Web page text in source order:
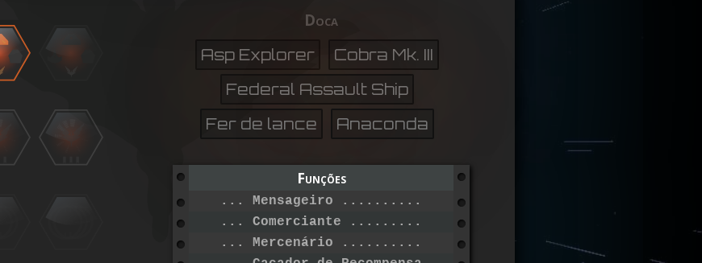
Doca
Asp Explorer
Cobra Mk. III
Federal Assault Ship
Fer de lance
Anaconda
Funções
... Mensageiro ..............................
... Comerciante .............................
... Mercenário .............................